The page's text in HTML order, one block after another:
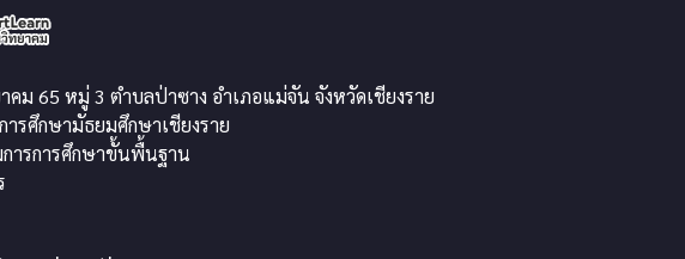
คม 65 หมู่ 3 ตำบลป่าซาง อำเภอแม่จัน จังหวัดเชียงราย
รศึกษามัธยมศึกษาเชียงราย
ารการศึกษาขั้นพื้นฐาน